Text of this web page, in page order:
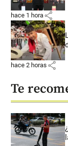
hace 1 hora share
hace 2 horas share
Te